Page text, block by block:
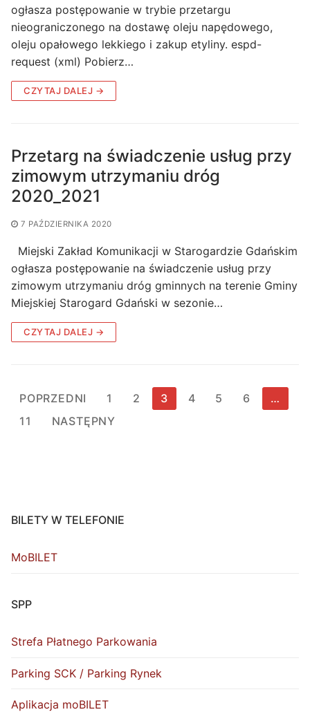
ogłasza postępowanie w trybie przetargu
nieograniczonego na dostawę oleju napędowego,
oleju opałowego lekkiego i zakup etyliny. espd-
request (xml) Pobierz…
CZYTAJ DALEJ →
Przetarg na świadczenie usług przy
zimowym utrzymaniu dróg
2020_2021
7 PAŹDZIERNIKA 2020
Miejski Zakład Komunikacji w Starogardzie Gdańskim
ogłasza postępowanie na świadczenie usług przy
zimowym utrzymaniu dróg gminnych na terenie Gminy
Miejskiej Starogard Gdański w sezonie…
CZYTAJ DALEJ →
Stronicowanie
wpisów
POPRZEDNI 1 2 3 4 5 6
…
11
NASTĘPNY
BILETY W TELEFONIE
MoBILET
SPP
Strefa Płatnego Parkowania
Parking SCK / Parking Rynek
Aplikacja moBILET